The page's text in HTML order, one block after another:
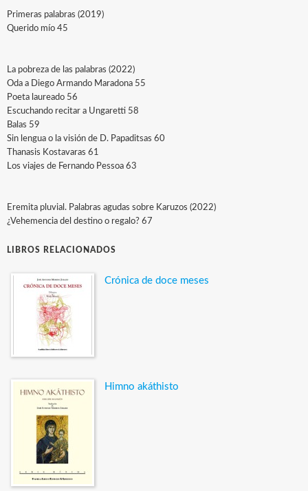
Primeras palabras (2019)
Querido mío 45
La pobreza de las palabras (2022)
Oda a Diego Armando Maradona 55
Poeta laureado 56
Escuchando recitar a Ungaretti 58
Balas 59
Sin lengua o la visión de D. Papaditsas 60
Thanasis Kostavaras 61
Los viajes de Fernando Pessoa 63
Eremita pluvial. Palabras agudas sobre Karuzos (2022)
¿Vehemencia del destino o regalo? 67
LIBROS RELACIONADOS
Crónica de doce meses
Himno akáthisto